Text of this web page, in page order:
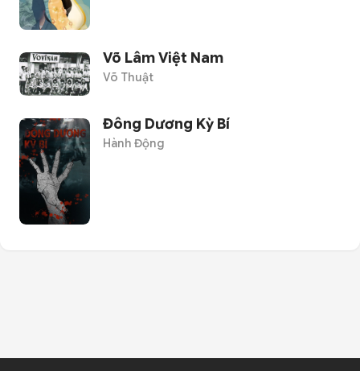
Võ Lâm Việt Nam
Võ Thuật
Đông Dương Kỳ Bí
Hành Động